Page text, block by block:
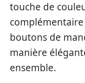
touche de
boutons de
manière
ensemble.